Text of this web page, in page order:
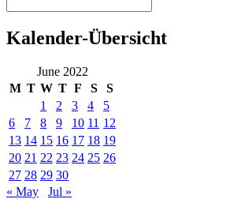
Kalender-Übersicht
June 2022
M T W T F S
S
1
2 3 4
5
6
7 8 9 10 11 12
13 14 15 16 17 18 19
20 21 22 23 24 25 26
27 28 29 30
« May
Jul »